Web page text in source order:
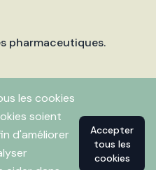
les cookies
soient
d'améliorer
Accepter
tous les
cookies
pharmaceutiques.
Propulsé par Flitbix.com